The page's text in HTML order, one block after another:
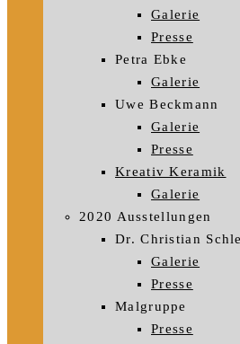
Galerie
Presse
Petra Ebke
Galerie
Uwe Beckmann
Galerie
Presse
Kreativ Keramik
Galerie
2020 Ausstellungen
Dr. Christian
Galerie
Presse
Malgruppe
Presse